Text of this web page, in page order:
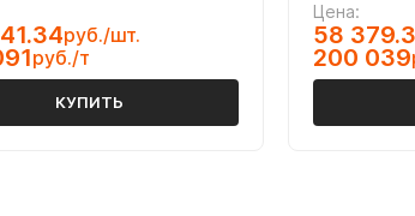
руб./шт.
руб./т
КУПИТЬ
Цена:
58
200 039